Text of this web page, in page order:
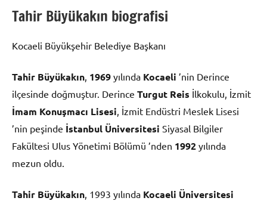
Tahir Büyükakın biografisi
Kocaeli Büyükşehir Belediye Başkanı
Tahir Büyükakın 1969 yılında Kocaeli ’nin Derince
ilçesinde doğmuştur. Derince Turgut Reis İlkokulu, İzmit
İmam Konuşmacı Lisesi , İzmit Endüstri Meslek Lisesi
’nin peşinde İstanbul Üniversitesi Siyasal Bilgiler
Fakültesi Ulus Yönetimi Bölümü ’nden 1992 yılında
mezun oldu.
Tahir Büyükakın , 1993 yılında Kocaeli Üniversitesi